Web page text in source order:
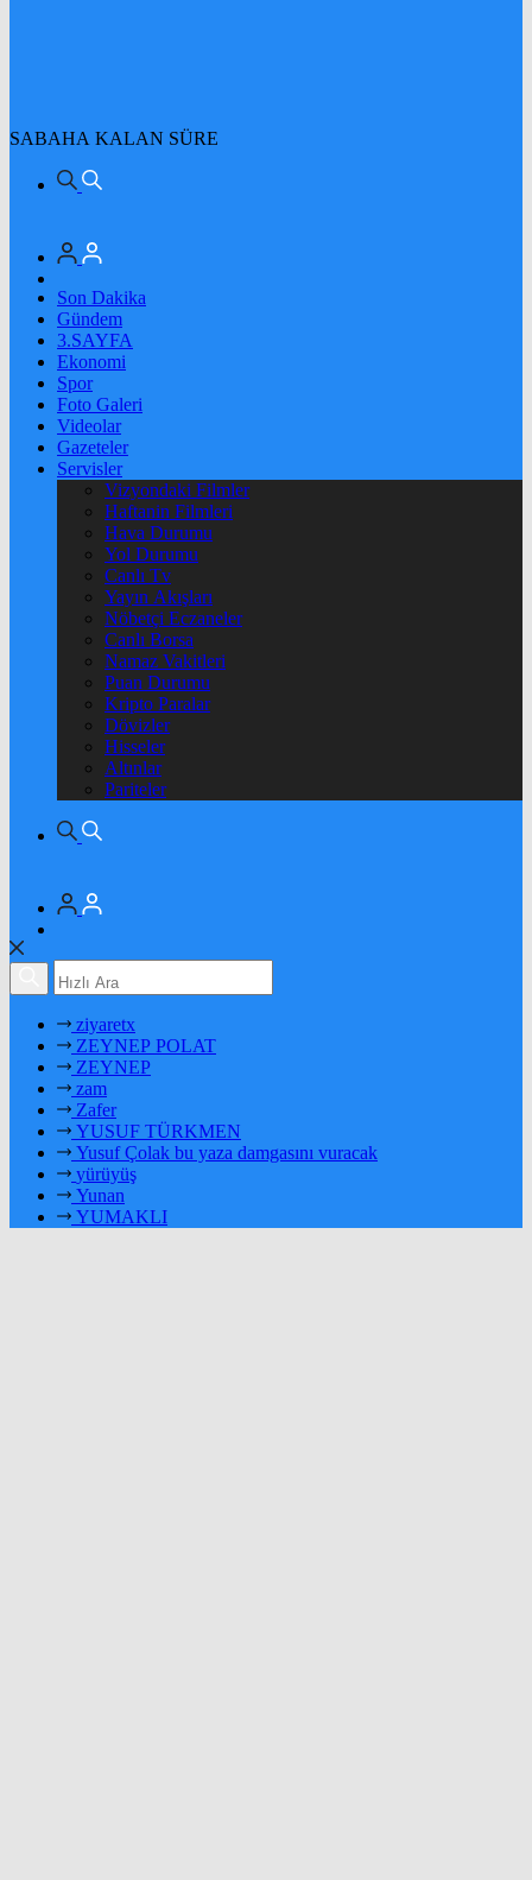
SABAHA KALAN SÜRE
Son Dakika
Gündem
3.SAYFA
Ekonomi
Spor
Foto Galeri
Videolar
Gazeteler
Servisler
Vizyondaki Filmler
Haftanin Filmleri
Hava Durumu
Yol Durumu
Canlı Tv
Yayın Akışları
Nöbetçi Eczaneler
Canlı Borsa
Namaz Vakitleri
Puan Durumu
Kripto Paralar
Dövizler
Hisseler
Altınlar
Pariteler
ziyaretx
ZEYNEP POLAT
ZEYNEP
zam
Zafer
YUSUF TÜRKMEN
Yusuf Çolak bu yaza damgasını vuracak
yürüyüş
Yunan
YUMAKLI